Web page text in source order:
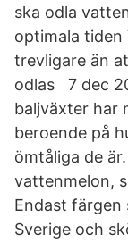
ska odla
optimala tiden
trevligare än
odlas 7 dec
baljväxter har
beroende på
ömtåliga de
vattenmelon,
Endast färgen
Sverige och